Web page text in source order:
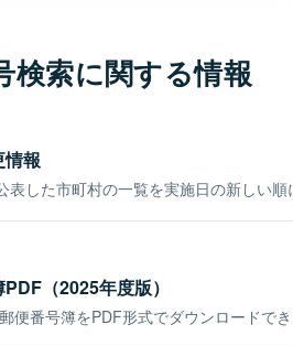
検索に関する情報
報
表した市町村の一覧を実施日の新しい順
（2025年度版）
便番号簿をPDF形式でダウンロードでき